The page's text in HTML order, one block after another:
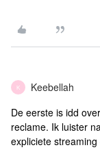
K Keebellah
De eerste is idd
reclame. Ik luister
expliciete streaming